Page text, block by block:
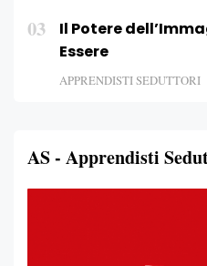
03
Il Potere
Essere
APPRENDISTI SEDUTTORI
AS - Apprendisti